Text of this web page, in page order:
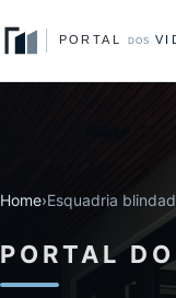
Home›Esquadria
PORTAL